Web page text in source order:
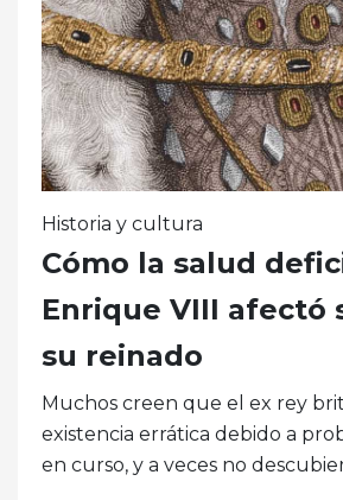
Historia y cultura
Cómo la salud
Enrique VIII afectó
su reinado
Muchos creen que el ex rey
existencia errática debido a
en curso, y a veces no